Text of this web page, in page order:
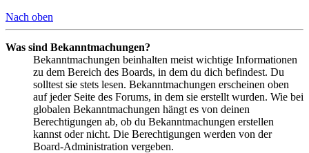
Nach oben
Was sind Bekanntmachungen?
Bekanntmachungen beinhalten meist wichtige Informationen
zu dem Bereich des Boards, in dem du dich befindest. Du
solltest sie stets lesen. Bekanntmachungen erscheinen oben
auf jeder Seite des Forums, in dem sie erstellt wurden. Wie bei
globalen Bekanntmachungen hängt es von deinen
Berechtigungen ab, ob du Bekanntmachungen erstellen
kannst oder nicht. Die Berechtigungen werden von der
Board-Administration vergeben.